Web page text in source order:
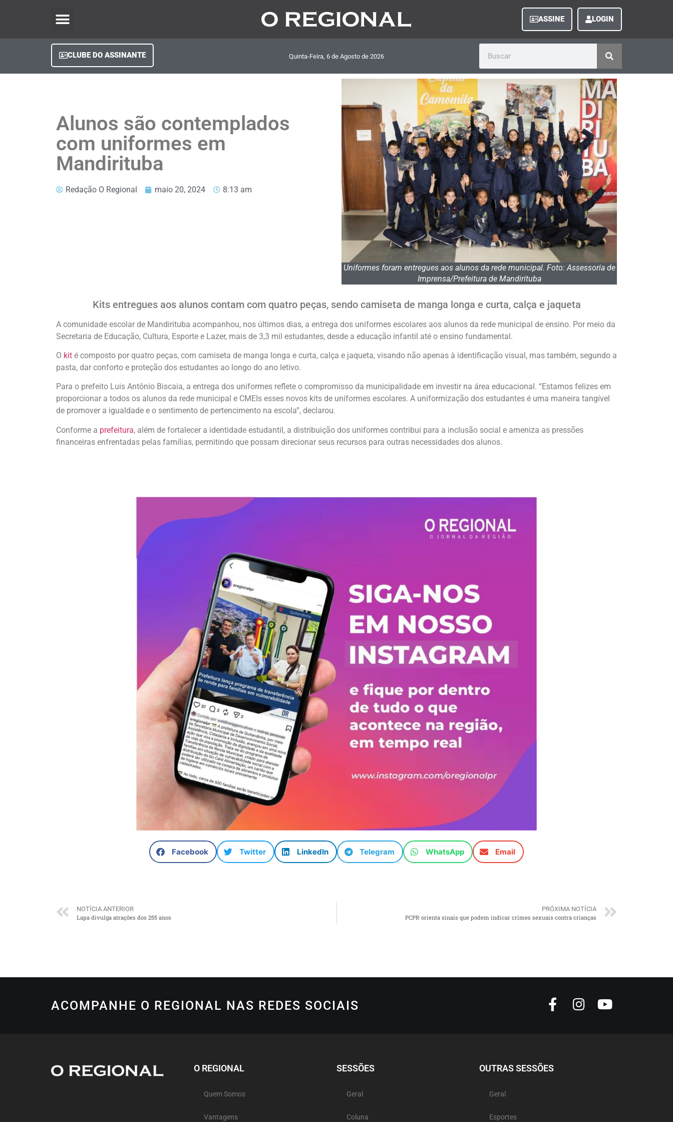
ASSINE LOGIN
CLUBE DO ASSINANTE Quinta-Feira, 6 de Agosto de 2026
Alunos são contemplados
com uniformes em
Mandirituba
Redação O Regional maio 20, 2024 8:13 am
Uniformes foram entregues aos alunos da rede municipal. Foto: Assessoria de
Imprensa/Prefeitura de Mandirituba
Kits entregues aos alunos contam com quatro peças, sendo camiseta de manga longa e curta, calça e jaqueta
A comunidade escolar de Mandirituba acompanhou, nos últimos dias, a entrega dos uniformes escolares aos alunos da rede municipal de ensino. Por meio da
Secretaria de Educação, Cultura, Esporte e Lazer, mais de 3,3 mil estudantes, desde a educação infantil até o ensino fundamental.
O kit é composto por quatro peças, com camiseta de manga longa e curta, calça e jaqueta, visando não apenas à identificação visual, mas também, segundo a
pasta, dar conforto e proteção dos estudantes ao longo do ano letivo.
Para o prefeito Luis Antônio Biscaia, a entrega dos uniformes reflete o compromisso da municipalidade em investir na área educacional. “Estamos felizes em
proporcionar a todos os alunos da rede municipal e CMEIs esses novos kits de uniformes escolares. A uniformização dos estudantes é uma maneira tangível
de promover a igualdade e o sentimento de pertencimento na escola”, declarou.
Conforme a prefeitura, além de fortalecer a identidade estudantil, a distribuição dos uniformes contribui para a inclusão social e ameniza as pressões
financeiras enfrentadas pelas famílias, permitindo que possam direcionar seus recursos para outras necessidades dos alunos.
Facebook Twitter LinkedIn Telegram WhatsApp Email
NOTÍCIA ANTERIOR
Lapa divulga atrações dos 255 anos
PRÓXIMA NOTÍCIA
PCPR orienta sinais que podem indicar crimes sexuais contra crianças
ACOMPANHE O REGIONAL NAS REDES SOCIAIS
O REGIONAL
Quem Somos
Vantagens
SESSÕES
Geral
Coluna
OUTRAS SESSÕES
Geral
Esportes